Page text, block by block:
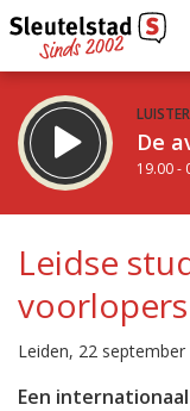
De
19.00 -
De nacht van
0.00 - 6.00 uur
Vorig uur
Inklappen
Leidse
Leiden, 22
Een